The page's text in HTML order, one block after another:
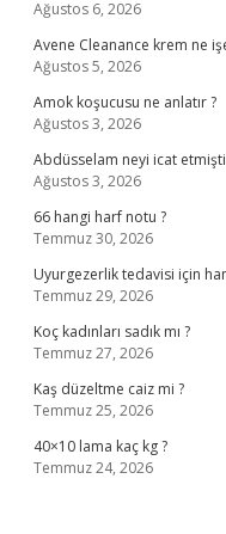
Ağustos 6, 2026
Avene Cleanance krem ne
Ağustos 5, 2026
Amok koşucusu ne anlatır ?
Ağustos 3, 2026
Abdüsselam neyi icat
Ağustos 3, 2026
66 hangi harf notu ?
Temmuz 30, 2026
Uyurgezerlik tedavisi için
Temmuz 29, 2026
Koç kadınları sadık mı ?
Temmuz 27, 2026
Kaş düzeltme caiz mi ?
Temmuz 25, 2026
40×10 lama kaç kg ?
Temmuz 24, 2026